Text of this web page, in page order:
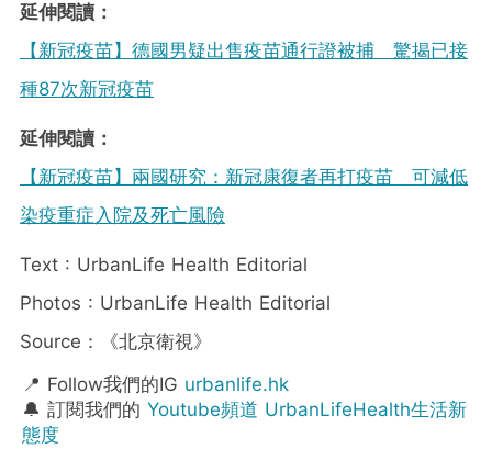
延伸閱讀：
【新冠疫苗】德國男疑出售疫苗通行證被捕 驚揭已接
種87次新冠疫苗
延伸閱讀：
【新冠疫苗】兩國研究：新冠康復者再打疫苗 可減低
染疫重症入院及死亡風險
Text : UrbanLife Health Editorial
Photos : UrbanLife Health Editorial
Source：《北京衛視》
📍 Follow我們的IG urbanlife.hk
🔔 訂閱我們的 Youtube頻道 UrbanLifeHealth生活新
態度